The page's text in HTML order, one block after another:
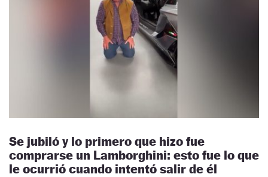
Se jubiló y lo primero que hizo fue
comprarse un Lamborghini: esto fue lo que
le ocurrió cuando intentó salir de él